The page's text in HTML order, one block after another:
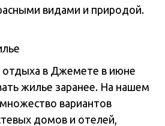
видами и природой.
в Джемете в июне
жилье заранее. На нашем
вариантов
домов и отелей,